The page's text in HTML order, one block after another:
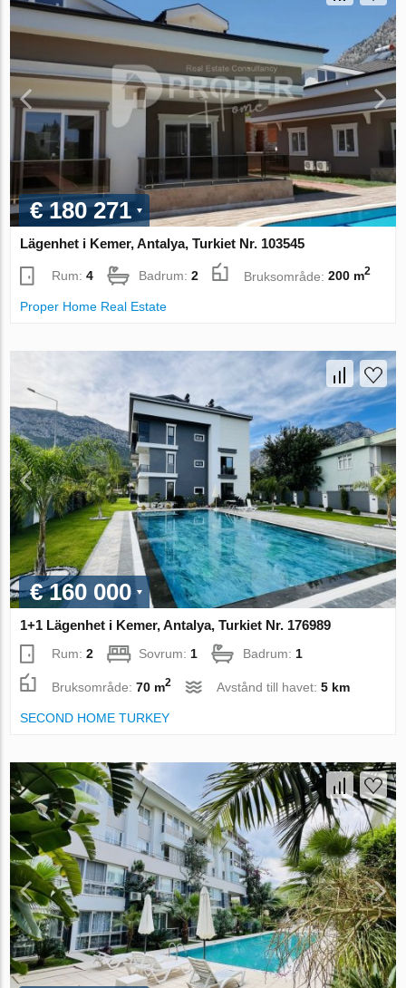
€ 180 271
Lägenhet i Kemer, Antalya, Turkiet Nr. 103545
Rum:4 Badrum:2 Bruksområde:200 m2
Proper Home Real Estate
€ 160 000
1+1 Lägenhet i Kemer, Antalya, Turkiet Nr. 176989
Rum:2 Sovrum: 1 Badrum: 1
Bruksområde:70 m2 Avstånd till havet:5 km
SECOND HOME TURKEY